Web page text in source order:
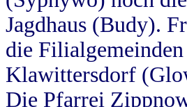
Jagdhaus (Budy).
die
Klawittersdorf
Die Pfarrei